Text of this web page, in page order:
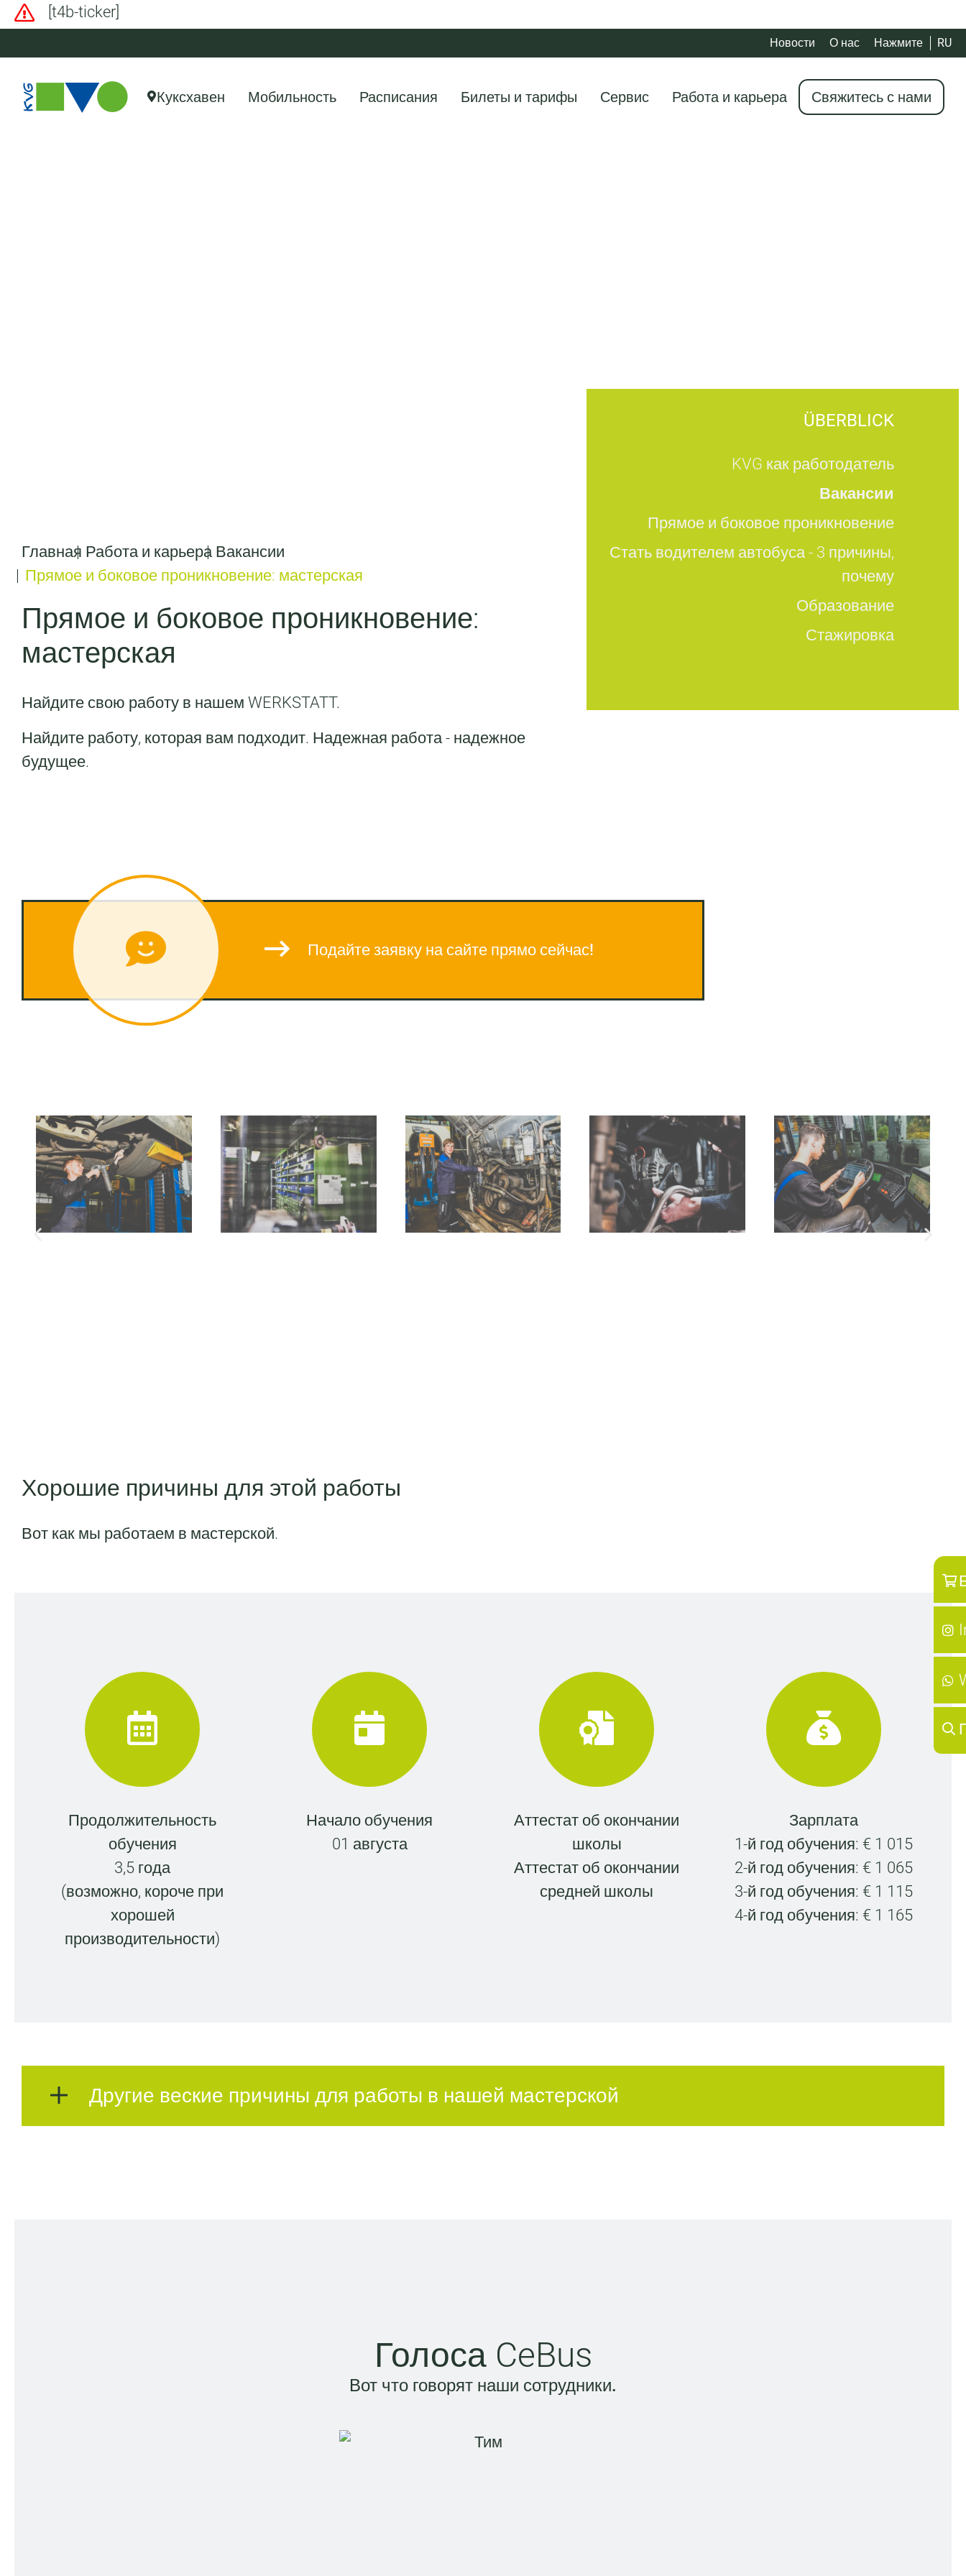
[t4b-ticker]
Новости О нас Нажмите RU
Куксхавен Мобильность Расписания Билеты и тарифы Сервис Работа и карьера Свяжитесь с нами
ÜBERBLICK
KVG как работодатель
Вакансии
Прямое и боковое проникновение
Стать водителем автобуса - 3 причины,
почему
Образование
Стажировка
Главная Работа и карьера Вакансии
Прямое и боковое проникновение: мастерская
Прямое и боковое проникновение:
мастерская
Найдите свою работу в нашем WERKSTATT.
Найдите работу, которая вам подходит. Надежная работа - надежное
будущее.
Подайте заявку на сайте прямо сейчас!
Хорошие причины для этой работы
Вот как мы работаем в мастерской.
Продолжительность
обучения
3,5 года
(возможно, короче при
хорошей
производительности)
Начало обучения
01 августа
Аттестат об окончании
школы
Аттестат об окончании
средней школы
Зарплата
1-й год обучения: € 1 015
2-й год обучения: € 1 065
3-й год обучения: € 1 115
4-й год обучения: € 1 165
Другие веские причины для работы в нашей мастерской
Голоса CeBus
Вот что говорят наши сотрудники.